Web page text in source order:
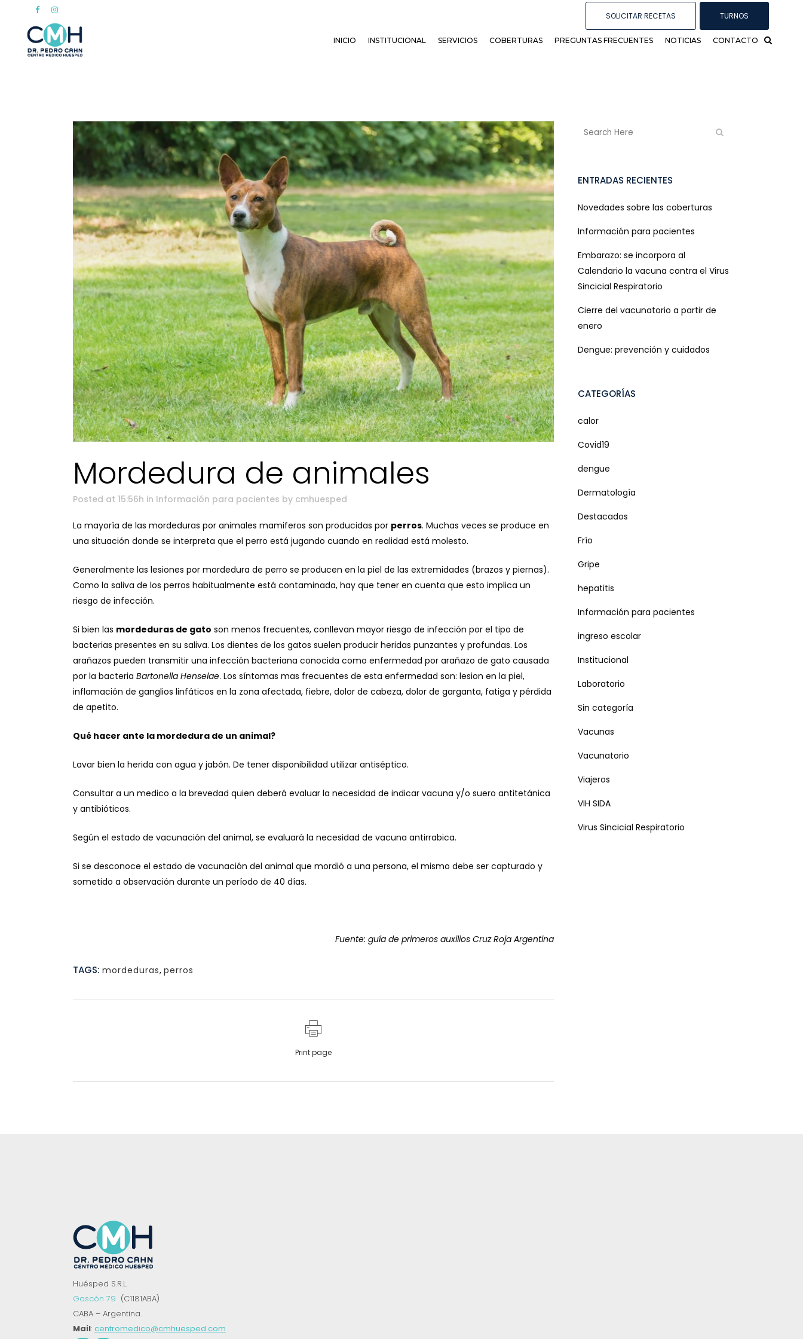
SOLICITAR RECETAS TURNOS
INICIO INSTITUCIONAL SERVICIOS COBERTURAS PREGUNTAS FRECUENTES NOTICIAS CONTACTO
Mordedura de animales
Posted at 15:56h in Información para pacientes by cmhuesped
La mayoría de las mordeduras por animales mamiferos son producidas por perros. Muchas veces se produce en
una situación donde se interpreta que el perro está jugando cuando en realidad está molesto.
Generalmente las lesiones por mordedura de perro se producen en la piel de las extremidades (brazos y piernas).
Como la saliva de los perros habitualmente está contaminada, hay que tener en cuenta que esto implica un
riesgo de infección.
Si bien las mordeduras de gato son menos frecuentes, conllevan mayor riesgo de infección por el tipo de
bacterias presentes en su saliva. Los dientes de los gatos suelen producir heridas punzantes y profundas. Los
arañazos pueden transmitir una infección bacteriana conocida como enfermedad por arañazo de gato causada
por la bacteria Bartonella Henselae. Los síntomas mas frecuentes de esta enfermedad son: lesion en la piel,
inflamación de ganglios linfáticos en la zona afectada, fiebre, dolor de cabeza, dolor de garganta, fatiga y pérdida
de apetito.
Qué hacer ante la mordedura de un animal?
Lavar bien la herida con agua y jabón. De tener disponibilidad utilizar antiséptico.
Consultar a un medico a la brevedad quien deberá evaluar la necesidad de indicar vacuna y/o suero antitetánica
y antibióticos.
Según el estado de vacunación del animal, se evaluará la necesidad de vacuna antirrabica.
Si se desconoce el estado de vacunación del animal que mordió a una persona, el mismo debe ser capturado y
sometido a observación durante un período de 40 días.
Fuente: guía de primeros auxilios Cruz Roja Argentina
TAGS: mordeduras, perros
Print page
ENTRADAS RECIENTES
Novedades sobre las coberturas
Información para pacientes
Embarazo: se incorpora al
Calendario la vacuna contra el Virus
Sincicial Respiratorio
Cierre del vacunatorio a partir de
enero
Dengue: prevención y cuidados
CATEGORÍAS
calor
Covid19
dengue
Dermatología
Destacados
Frío
Gripe
hepatitis
Información para pacientes
ingreso escolar
Institucional
Laboratorio
Sin categoría
Vacunas
Vacunatorio
Viajeros
VIH SIDA
Virus Sincicial Respiratorio
Huésped S.R.L.
Gascón 79 (C1181ABA)
CABA – Argentina.
Mail: centromedico@cmhuesped.com